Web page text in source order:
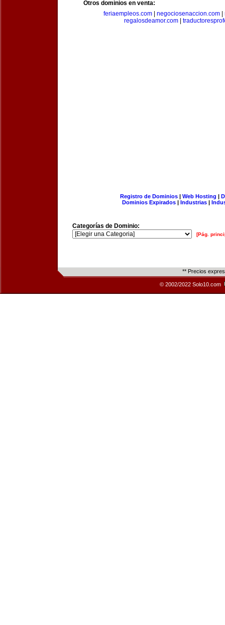
Otros dominios en venta:
feriaempleos.com
negociosenaccion.com
regalosdeamor.com
Registro de Dominios| Web Hosting |
Dominios Expirados | Industrias |
Categorías de Dominio:
[Pág.
** Precios
© 2002/2022 Solo10.com